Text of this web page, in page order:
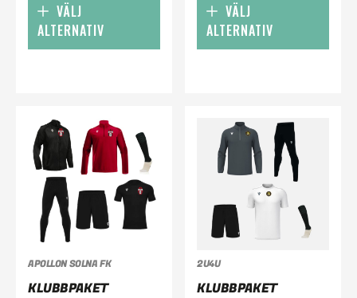
VÄLJ
ALTERNATIV
VÄLJ
ALTERNATIV
APOLLON SOLNA FK
KLUBBPAKET
2U4U
KLUBBPAKET